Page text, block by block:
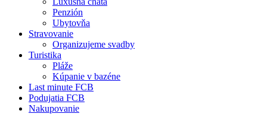
Penzión
Ubytovňa
Stravovanie
Organizujeme svadby
Turistika
Pláže
Kúpanie v bazéne
Last minute FCB
Podujatia FCB
Nakupovanie